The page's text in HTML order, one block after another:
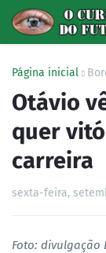
Página inicial
Otávio
quer
carreira
sexta-feira,
Foto: divulgação